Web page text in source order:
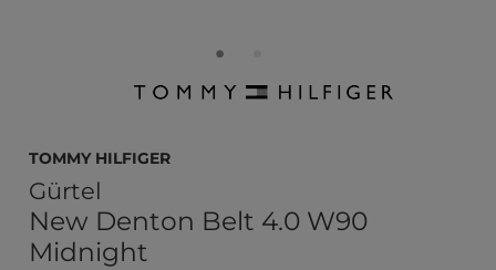
TOMMY HILFIGER
Gürtel
New Denton Belt 4.0 W90
Midnight